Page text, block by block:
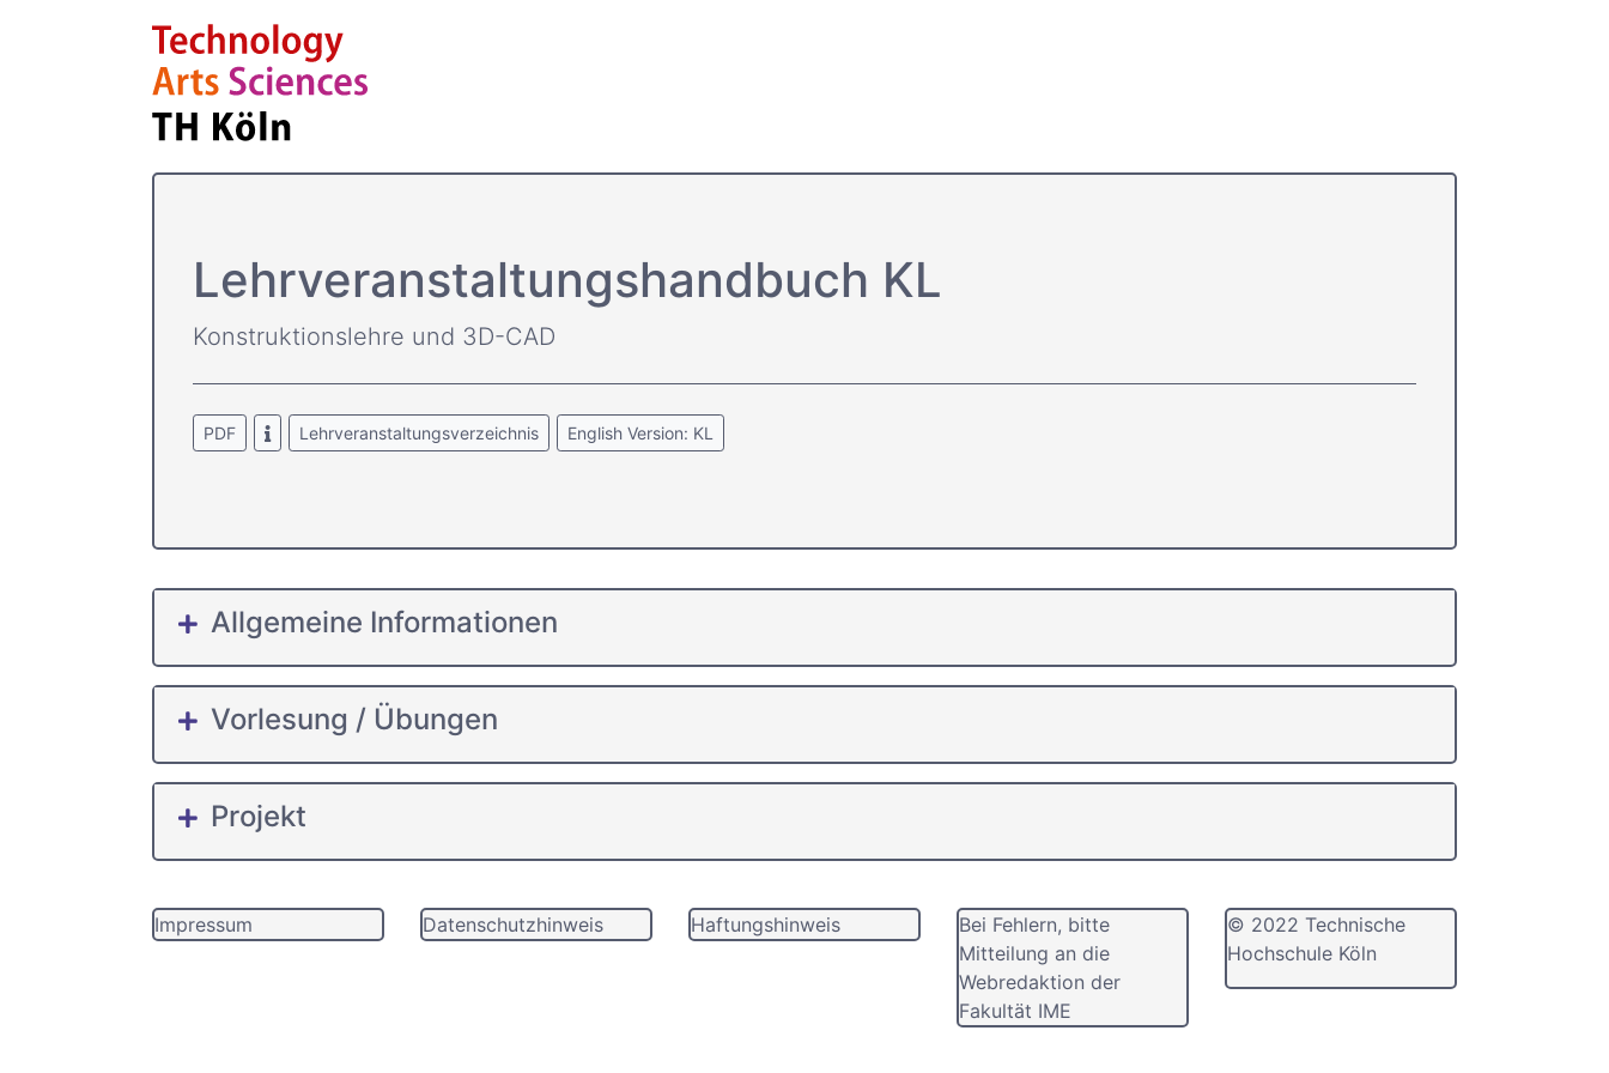
Lehrver­anstaltungs­handbuch KL
Konstruktionslehre und 3D-CAD
PDF Lehrveranstaltungsverzeichnis English Version: KL
Allgemeine Informationen
Vorlesung / Übungen
Projekt
Impressum Datenschutzhinweis Haftungshinweis
Bei Fehlern, bitte
Mitteilung an die
Webredaktion der
Fakultät IME
© 2022 Technische
Hochschule Köln